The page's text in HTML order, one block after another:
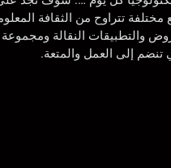
تتراوح من الثقافة
والتطبيقات النقالة
تنضم إلى العمل والمتعة.